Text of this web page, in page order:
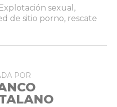
Explotación sexual ,
de sitio porno, rescate
POR